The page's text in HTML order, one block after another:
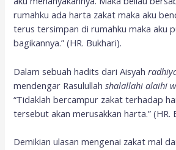
rumahku ada harta zakat maka aku
terus tersimpan di rumahku maka aku
bagikannya.” (HR. Bukhari).
Dalam sebuah hadits dari Aisyahradhiy
mendengar Rasulullahshalallahi alaihi
“Tidaklah bercampur zakat terhadap
tersebut akan merusakkan harta.” (HR.
Demikian ulasan mengenai zakat mal